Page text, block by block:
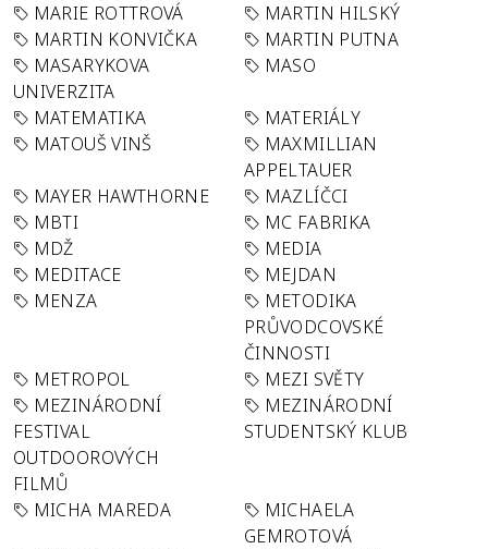
MARIE ROTTROVÁ
MARTIN HILSKÝ
MARTIN KONVIČKA
MARTIN PUTNA
MASARYKOVA
UNIVERZITA
MASO
MATEMATIKA
MATERIÁLY
MATOUŠ VINŠ
MAXMILLIAN
APPELTAUER
MAYER HAWTHORNE
MAZLÍČCI
MBTI
MC FABRIKA
MDŽ
MEDIA
MEDITACE
MEJDAN
MENZA
METODIKA
PRŮVODCOVSKÉ
ČINNOSTI
METROPOL
MEZI SVĚTY
MEZINÁRODNÍ
FESTIVAL
OUTDOOROVÝCH
FILMŮ
MEZINÁRODNÍ
STUDENTSKÝ KLUB
MICHA MAREDA
MICHAELA
GEMROTOVÁ